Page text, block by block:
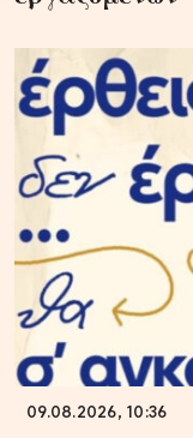
09.08.2026, 10:36